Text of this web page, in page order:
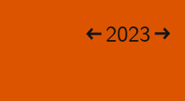
2023